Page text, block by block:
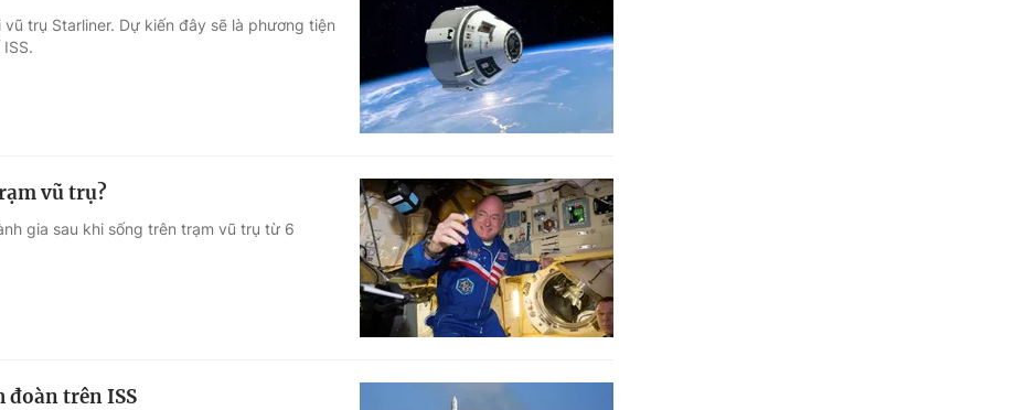
trụ Starliner. Dự kiến đây sẽ là phương tiện
vũ trụ?
gia sau khi sống trên trạm vũ trụ từ 6
trên ISS